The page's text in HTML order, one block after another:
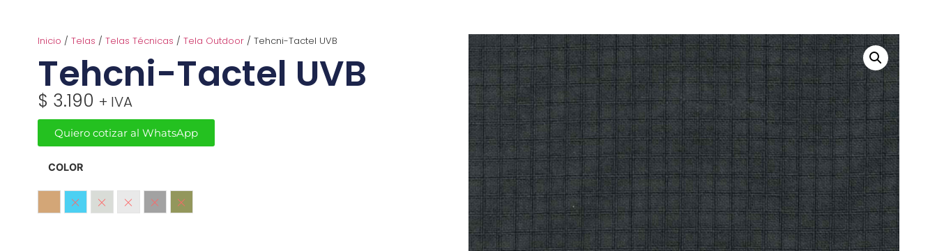
Inicio / Telas / Telas Técnicas / Tela Outdoor/ Tehcni-Tactel UVB
Tehcni-Tactel UVB
$ 3.190 + IVA
Quiero cotizar al WhatsApp
COLOR
BeigeCelesteGris ClaroGris HieloGris MedioVerde Musgo